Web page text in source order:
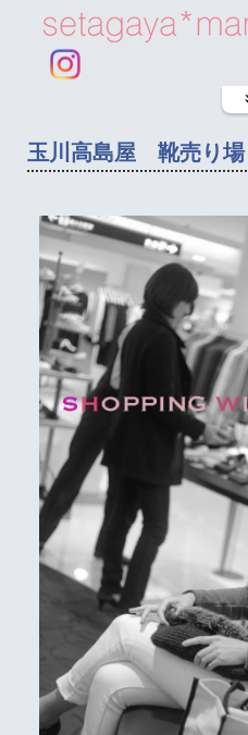
玉川高島屋 靴売り場